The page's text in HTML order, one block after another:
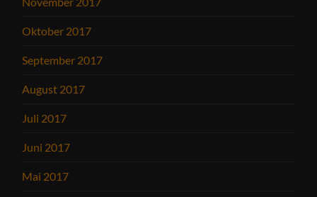
Oktober 2017
September 2017
August 2017
Juli 2017
Juni 2017
Mai 2017